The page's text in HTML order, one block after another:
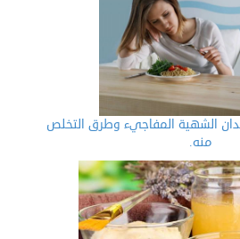
الشهية المفاجيء وطرق التخلص
منه.